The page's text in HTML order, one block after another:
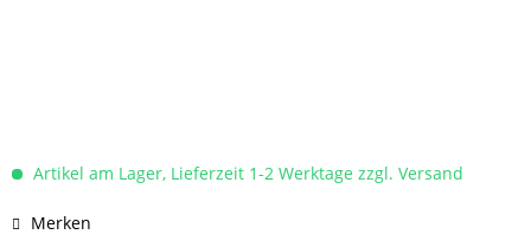
Artikel am Lager, Lieferzeit 1-2 Werktage zzgl. Versand
Merken